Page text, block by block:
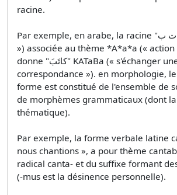
racine.
Par exemple, en arabe, la racine "ك ت ب" KTB (« écrire
») associée au thème *A*a*a («
donne "كاتَبَ" KATaBa (« s'échanger une
correspondance »). en morphologie,
forme est constitué de l'ensemble de
de morphèmes grammaticaux (dont
thématique).
Par exemple, la forme verbale latine
nous chantions », a pour thème
radical canta- et du suffixe formant
(-mus est la désinence personnelle).